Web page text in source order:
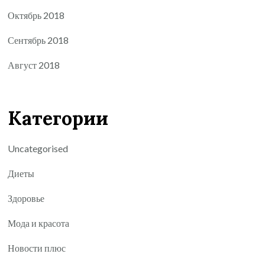
Октябрь 2018
Сентябрь 2018
Август 2018
Категории
Uncategorised
Диеты
Здоровье
Мода и красота
Новости плюс